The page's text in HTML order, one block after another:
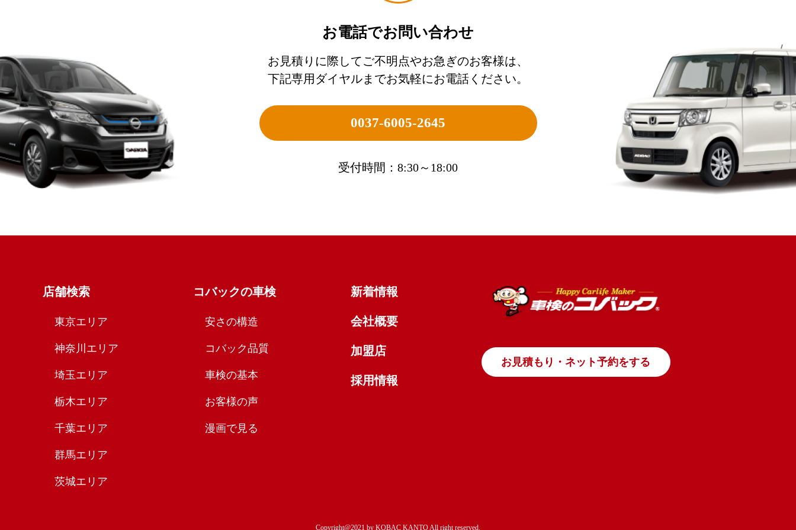
お電話でお問い合わせ
お見積りに際してご不明点やお急ぎのお客様は、
下記専用ダイヤルまでお気軽にお電話ください。
0037-6005-2645
受付時間：8:30～18:00
店舗検索
東京エリア
神奈川エリア
埼玉エリア
栃木エリア
千葉エリア
群馬エリア
茨城エリア
コバックの車検
安さの構造
コバック品質
車検の基本
お客様の声
漫画で見る
新着情報
会社概要
加盟店
採用情報
お見積もり・ネット予約をする
Copyright@2021 by KOBAC KANTO All right reserved.